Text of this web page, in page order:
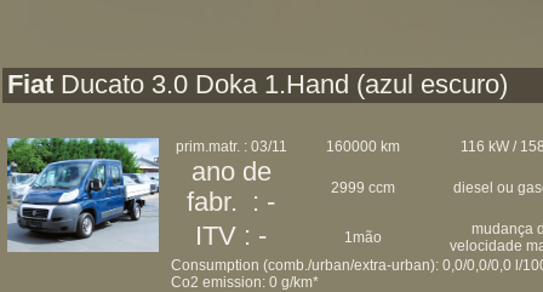
Fiat Ducato 3.0 Doka 1.Hand (azul escuro)
prim.matr. : 03/11 160000 km 116 kW /
ano de
fabr. : -
2999 ccm diesel ou
ITV : - 1mão
mudança
velocidade
Consumption (comb./urban/extra-urban): 0,0/0,0/0,0 l/
Co2 emission: 0 g/km*